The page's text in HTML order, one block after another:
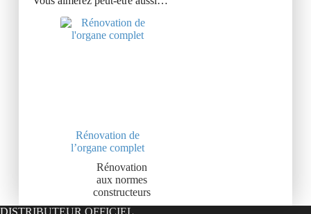
Rénovation de
l’organe complet
Rénovation
aux normes
constructeurs